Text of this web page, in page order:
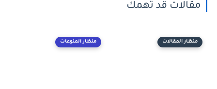
مقالات قد تهمك
منظار المقالات منظار المنوعات